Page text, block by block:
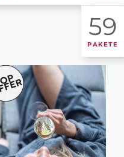
59
PAKETE